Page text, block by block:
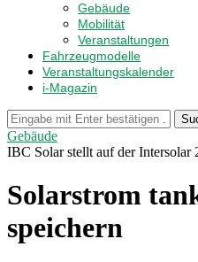
Gebäude
Mobilität
Veranstaltungen
Fahrzeugmodelle
Veranstaltungskalender
i-Magazin
Gebäude
IBC Solar stellt auf der Intersolar
Solarstrom
speichern